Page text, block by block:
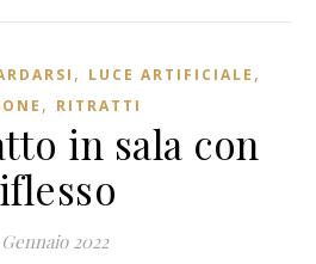
, LUCE ARTIFICIALE ,
, RITRATTI
in sala con
Gennaio 2022